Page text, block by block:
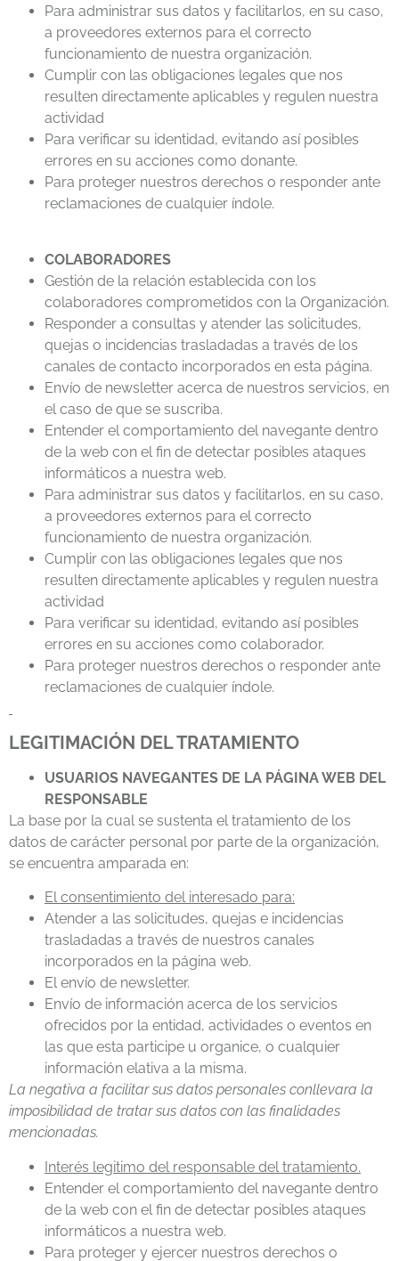
Para administrar sus datos y facilitarlos, en su caso,
a proveedores externos para el correcto
funcionamiento de nuestra organización.
Cumplir con las obligaciones legales que nos
resulten directamente aplicables y regulen nuestra
actividad
Para verificar su identidad, evitando así posibles
errores en su acciones como donante.
Para proteger nuestros derechos o responder ante
reclamaciones de cualquier índole.
COLABORADORES
Gestión de la relación establecida con los
colaboradores comprometidos con la Organización.
Responder a consultas y atender las solicitudes,
quejas o incidencias trasladadas a través de los
canales de contacto incorporados en esta página.
Envío de newsletter acerca de nuestros servicios, en
el caso de que se suscriba.
Entender el comportamiento del navegante dentro
de la web con el fin de detectar posibles ataques
informáticos a nuestra web.
Para administrar sus datos y facilitarlos, en su caso,
a proveedores externos para el correcto
funcionamiento de nuestra organización.
Cumplir con las obligaciones legales que nos
resulten directamente aplicables y regulen nuestra
actividad
Para verificar su identidad, evitando así posibles
errores en su acciones como colaborador.
Para proteger nuestros derechos o responder ante
reclamaciones de cualquier índole.
LEGITIMACIÓN DEL TRATAMIENTO
USUARIOS NAVEGANTES DE LA PÁGINA WEB DEL
RESPONSABLE
La base por la cual se sustenta el tratamiento de los
datos de carácter personal por parte de la organización,
se encuentra amparada en:
El consentimiento del interesado para:
Atender a las solicitudes, quejas e incidencias
trasladadas a través de nuestros canales
incorporados en la página web.
El envío de newsletter.
Envío de información acerca de los servicios
ofrecidos por la entidad, actividades o eventos en
las que esta participe u organice, o cualquier
información elativa a la misma.
La negativa a facilitar sus datos personales conllevara la
imposibilidad de tratar sus datos con las finalidades
mencionadas.
Interés legitimo del responsable del tratamiento.
Entender el comportamiento del navegante dentro
de la web con el fin de detectar posibles ataques
informáticos a nuestra web.
Para proteger y ejercer nuestros derechos o